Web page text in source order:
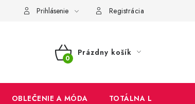
Ochrana osobných údajov Reklamačný poriadok
Prihlásenie Registrácia
NÁKUPNÝ
Prázdny košík
OBLEČENIE A MÓDA TOTÁLNA LIKVIDÁCIA